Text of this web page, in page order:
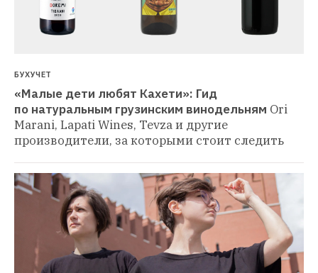
БУХУЧЕТ
«Малые дети любят Кахети»: Гид
по натуральным грузинским винодельням Ori
Marani, Lapati Wines, Tevza и другие
производители, за которыми стоит следить